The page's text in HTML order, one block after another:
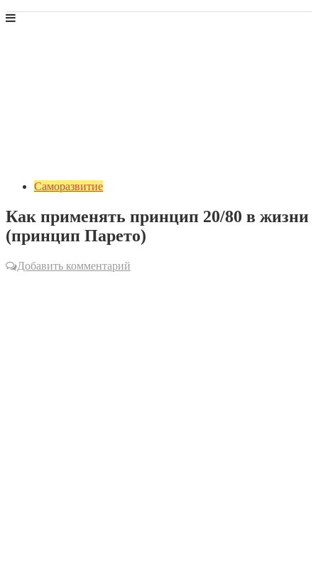
Саморазвитие
Как применять принцип 20/80 в жизни
(принцип Парето)
Добавить комментарий